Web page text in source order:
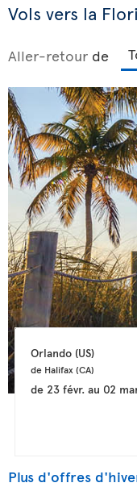
Vols vers la
Aller-retour de
Orlando (US)
de Halifax (CA)
de 23 févr.au 02
Plus d'offres